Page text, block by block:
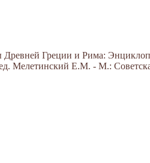
Греции и Рима:
Мелетинский Е.М. - М.: